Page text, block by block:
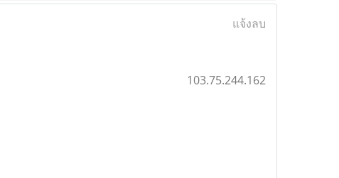
แจ้งลบ
103.75.244.162